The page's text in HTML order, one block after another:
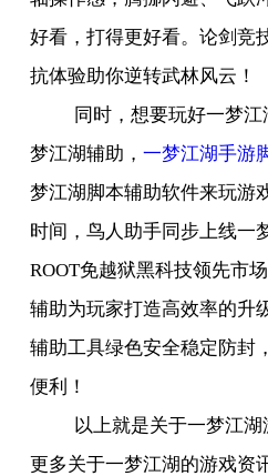
好看，打得更好看。论剑竞
抗体验助你逆转武林风云！
同时，想要玩好一梦
梦江湖辅助，一梦江湖手游
梦江湖脚本辅助软件来玩游
时间，鸟人助手同步上线一
ROOT免越狱黑科技领先市
辅助为玩家打造高效率的升
辅助工具绿色安全稳定防封
便利！
以上就是关于一梦江
更多关于一梦江湖的游戏资